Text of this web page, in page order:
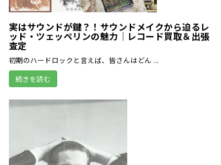
実はサウンドが鍵？！サウンドメイクから迫るレ
ッド・ツェッペリンの魅力｜レコード買取＆出張
査定
初期のハードロックと言えば、皆さんはどん ...
続きを読む